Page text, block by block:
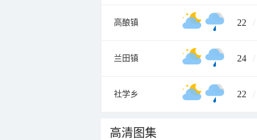
高酿镇 22 /
兰田镇 24 /
社学乡 22 /
高清图集